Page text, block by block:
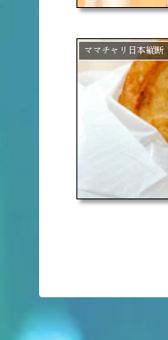
ママチャリ日本縦断